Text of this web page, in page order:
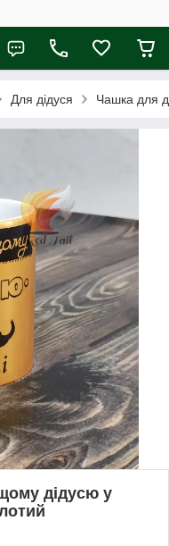
Для дідуся Чашка для
дідусю у